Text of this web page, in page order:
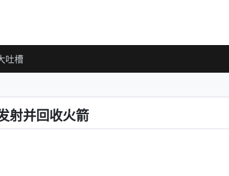
吐槽
射并回收火箭